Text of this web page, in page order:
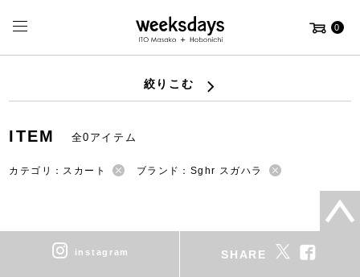
0
絞りこむ
ITEM 全0アイテム
カテゴリ：スカート ブランド：Sghr スガハラ
instagram SHARE